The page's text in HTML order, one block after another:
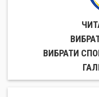
ВИБРАТИ